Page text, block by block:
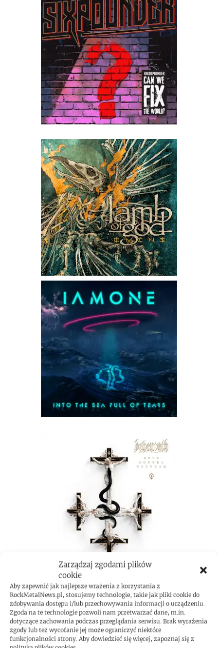
Zarządzaj zgodami plików
cookie
Aby zapewnić jak najlepsze wrażenia z korzystania z
RockMetalNews.pl, stosujemy technologie, takie jak pliki cookie do
zdobywania dostępu i/lub przechowywania informacji o urządzeniu.
Zgoda na te technologie pozwoli nam przetwarzać dane, m.in.
dotyczące zachowania podczas przeglądania serwisu. Brak wyrażenia
zgody lub też wycofanie jej może ograniczyć niektóre
funkcjonalności strony. Aby dowiedzieć się więcej, zapoznaj się z
ROCKMETAL F***T